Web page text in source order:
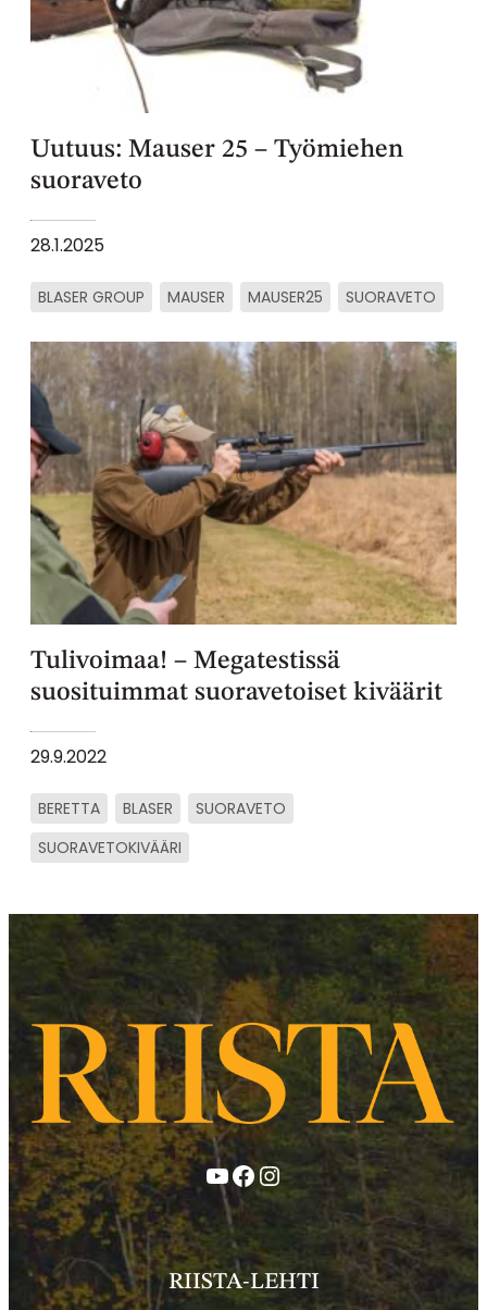
Uutuus: Mauser 25 – Työmiehen
suoraveto
28.1.2025
BLASER GROUP MAUSER MAUSER25 SUORAVETO
Tulivoimaa! – Megatestissä
suosituimmat suoravetoiset kiväärit
29.9.2022
BERETTA BLASER
SUORAVETO
SUORAVETOKIVÄÄRI
YouTube
Facebook
Instagram
RIISTA-LEHTI